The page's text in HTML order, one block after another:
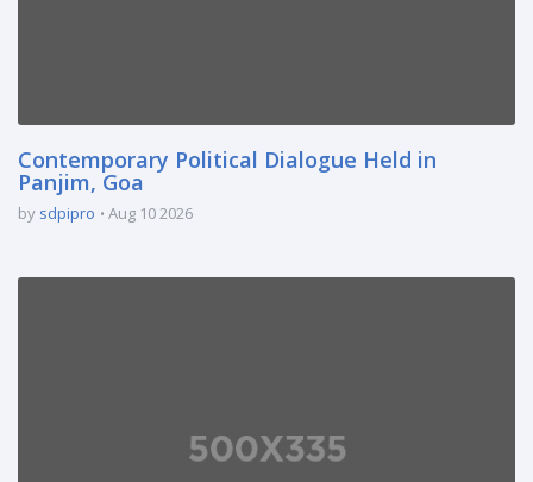
Contemporary Political Dialogue Held in
Panjim, Goa
by sdpipro Aug 10 2026